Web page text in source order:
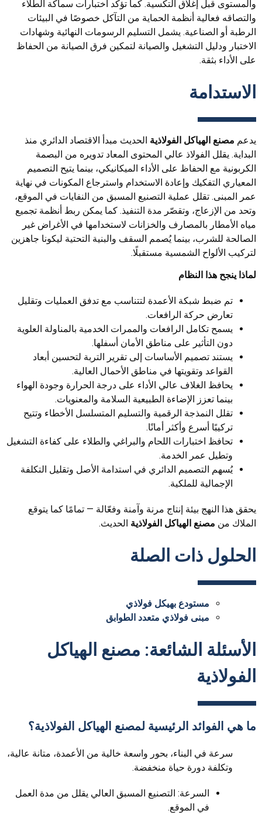
والمستوى قبل إغلاق التكسية. كما تؤكد اختبارات سماكة الطلاء
والتصاقه فعالية أنظمة الحماية من التآكل خصوصًا في البيئات
الرطبة أو الصناعية. يشمل التسليم الرسومات النهائية وشهادات
الاختبار ودليل التشغيل والصيانة لتمكين فرق الصيانة من الحفاظ
على الأداء بثقة.
الاستدامة
يدعم مصنع الهياكل الفولاذية الحديث مبدأ الاقتصاد الدائري منذ
البداية. يقلل الفولاذ عالي المحتوى المعاد تدويره من البصمة
الكربونية مع الحفاظ على الأداء الميكانيكي، بينما يتيح التصميم
المعياري التفكيك وإعادة الاستخدام واسترجاع المكونات في نهاية
عمر المبنى. تقلل عملية التصنيع المسبق من النفايات في الموقع،
وتحد من الإزعاج، وتقصّر مدة التنفيذ. كما يمكن ربط أنظمة تجميع
مياه الأمطار بالمصارف والخزانات لاستخدامها في الأغراض غير
الصالحة للشرب، بينما يُصمم السقف والبنية التحتية ليكونا جاهزين
لتركيب الألواح الشمسية مستقبلًا.
لماذا ينجح هذا النظام
تم ضبط شبكة الأعمدة لتتناسب مع تدفق العمليات وتقليل
تعارض حركة الرافعات.
يسمح تكامل الرافعات والممرات الخدمية بالمناولة العلوية
دون التأثير على مناطق الأمان أسفلها.
يستند تصميم الأساسات إلى تقرير التربة لتحسين أبعاد
القواعد وتقويتها في مناطق الأحمال العالية.
يحافظ الغلاف عالي الأداء على درجة الحرارة وجودة الهواء
بينما تعزز الإضاءة الطبيعية السلامة والمعنويات.
تقلل النمذجة الرقمية والتسليم المتسلسل الأخطاء وتتيح
تركيبًا أسرع وأكثر أمانًا.
تحافظ اختبارات اللحام والبراغي والطلاء على كفاءة التشغيل
وتطيل عمر الخدمة.
يُسهم التصميم الدائري في استدامة الأصل وتقليل التكلفة
الإجمالية للملكية.
يحقق هذا النهج بيئة إنتاج مرنة وآمنة وفعّالة — تمامًا كما يتوقع
الملاك من مصنع الهياكل الفولاذية الحديث.
الحلول ذات الصلة
مستودع بهيكل فولاذي
مبنى فولاذي متعدد الطوابق
الأسئلة الشائعة: مصنع الهياكل
الفولاذية
ما هي الفوائد الرئيسية لمصنع الهياكل الفولاذية؟
سرعة في البناء، بحور واسعة خالية من الأعمدة، متانة عالية،
وتكلفة دورة حياة منخفضة.
السرعة: التصنيع المسبق العالي يقلل من مدة العمل
في الموقع.